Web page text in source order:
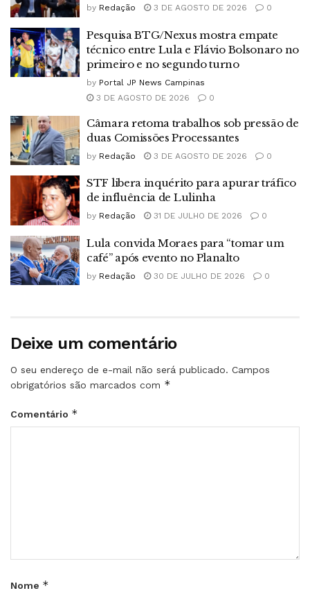
by Redação 3 DE AGOSTO DE 2026 0
Pesquisa BTG/Nexus mostra empate
técnico entre Lula e Flávio Bolsonaro no
primeiro e no segundo turno
by Portal JP News Campinas
3 DE AGOSTO DE 2026
0
Câmara retoma trabalhos sob pressão de
duas Comissões Processantes
by Redação 3 DE AGOSTO DE 2026 0
STF libera inquérito para apurar tráfico
de influência de Lulinha
by Redação 31 DE JULHO DE 2026 0
Lula convida Moraes para “tomar um
café” após evento no Planalto
by Redação 30 DE JULHO DE 2026 0
Deixe um comentário
O seu endereço de e-mail não será publicado. Campos
obrigatórios são marcados com *
Comentário *
Nome *